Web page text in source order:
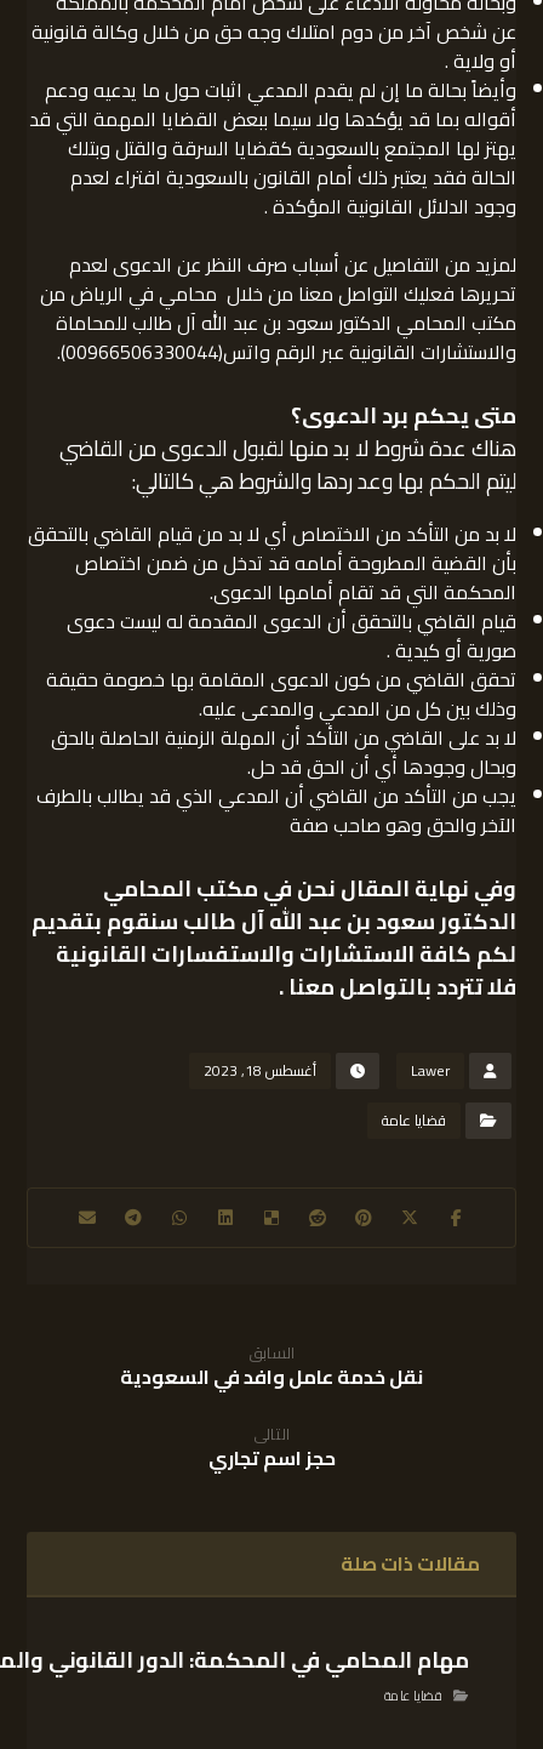
عن شخص آخر من دوم امتلاك وجه حق من خلال وكالة قانونية
أو ولاية .
وأيضاً بحالة ما إن لم يقدم المدعي اثبات حول ما يدعيه ودعم
أقواله بما قد يؤكدها ولا سيما ببعض القضايا المهمة التي قد
يهتز لها المجتمع بالسعودية كقضايا السرقة والقتل وبتلك
الحالة فقد يعتبر ذلك أمام القانون بالسعودية افتراء لعدم
وجود الدلائل القانونية المؤكدة .
لمزيد من التفاصيل عن أسباب صرف النظر عن الدعوى لعدم
تحريرها فعليك التواصل معنا من خلال محامي في الرياض من
مكتب المحامي الدكتور سعود بن عبد الله آل طالب للمحاماة
والاستشارات القانونية عبر الرقم واتس(00966506330044).
متى يحكم برد الدعوى؟
هناك عدة شروط لا بد منها لقبول الدعوى من القاضي
ليتم الحكم بها وعد ردها والشروط هي كالتالي:
لا بد من التأكد من الاختصاص أي لا بد من قيام القاضي بالتحقق
بأن القضية المطروحة أمامه قد تدخل من ضمن اختصاص
المحكمة التي قد تقام أمامها الدعوى.
قيام القاضي بالتحقق أن الدعوى المقدمة له ليست دعوى
صورية أو كيدية .
تحقق القاضي من كون الدعوى المقامة بها خصومة حقيقة
وذلك بين كل من المدعي والمدعى عليه.
لا بد على القاضي من التأكد أن المهلة الزمنية الحاصلة بالحق
وبحال وجودها أي أن الحق قد حل.
يجب من التأكد من القاضي أن المدعي الذي قد يطالب بالطرف
الآخر والحق وهو صاحب صفة
وفي نهاية المقال نحن فيمكتب المحامي
الدكتور سعود بن عبد الله آل طالبسنقوم بتقديم
لكم كافة الاستشارات والاستفسارات القانونية
فلا تتردد بالتواصل معنا .
Lawer
أغسطس 18, 2023
قضايا عامة
السابق
نقل خدمة عامل وافد في السعودية
التالى
حجز اسم تجاري
مقالات ذات صلة
مهام المحامي في المحكمة: الدور القانوني
قضايا عامة